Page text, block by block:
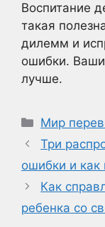
Воспитание
такая
дилемм и
ошибки.
лучше.
Рубрики
Мир
Три
ошибки и как
Как
ребенка со